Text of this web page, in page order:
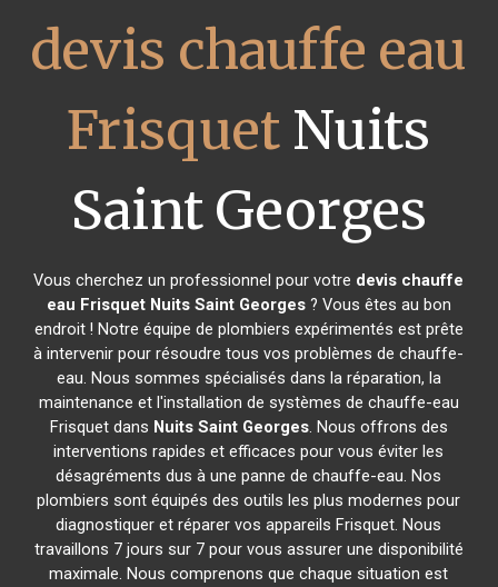
devis chauffe eau
Frisquet Nuits
Saint Georges
Vous cherchez un professionnel pour votre devis chauffe
eau Frisquet Nuits Saint Georges? Vous êtes au bon
endroit ! Notre équipe de plombiers expérimentés est prête
à intervenir pour résoudre tous vos problèmes de chauffe-
eau. Nous sommes spécialisés dans la réparation, la
maintenance et l'installation de systèmes de chauffe-eau
Frisquet dans Nuits Saint Georges. Nous offrons des
interventions rapides et efficaces pour vous éviter les
désagréments dus à une panne de chauffe-eau. Nos
plombiers sont équipés des outils les plus modernes pour
diagnostiquer et réparer vos appareils Frisquet. Nous
travaillons 7 jours sur 7 pour vous assurer une disponibilité
maximale. Nous comprenons que chaque situation est